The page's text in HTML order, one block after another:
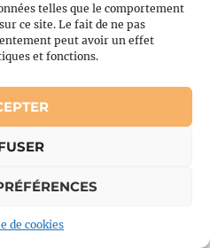
telles que le comportement
ce site. Le fait de ne pas
peut avoir un effet
et fonctions.
de cookies